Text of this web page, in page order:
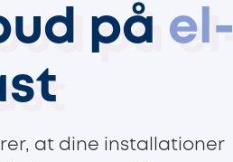
på el-
at dine installationer